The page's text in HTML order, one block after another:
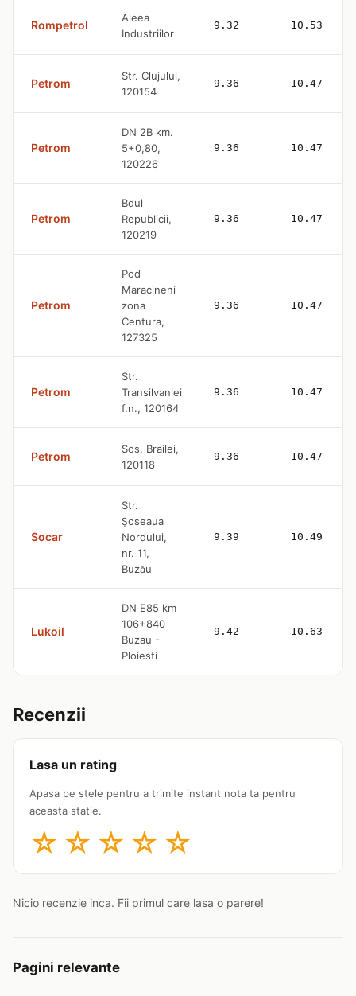
Rompetrol
Aleea
Industriilor
9.32 10.53
Petrom
Str. Clujului,
120154
9.36 10.47
Petrom
DN 2B km.
5+0,80,
120226
9.36 10.47
Petrom
Bdul
Republicii,
120219
9.36 10.47
Petrom
Pod
Maracineni
zona
Centura,
127325
9.36 10.47
Petrom
Str.
Transilvaniei
f.n., 120164
9.36 10.47
Petrom
Sos. Brailei,
120118
9.36 10.47
Socar
Str.
Şoseaua
Nordului,
nr. 11,
Buzău
9.39 10.49
Lukoil
DN E85 km
106+840
Buzau -
Ploiesti
9.42 10.63
Recenzii
Lasa un rating
Apasa pe stele pentru a trimite instant nota ta pentru
aceasta statie.
☆ ☆ ☆ ☆ ☆
Nicio recenzie inca. Fii primul care lasa o parere!
Pagini relevante